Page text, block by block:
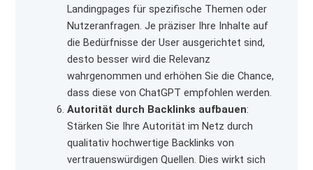
Landingpages für spezifische Themen oder
Nutzeranfragen. Je präziser Ihre Inhalte auf
die Bedürfnisse der User ausgerichtet sind,
desto besser wird die Relevanz
wahrgenommen und erhöhen Sie die Chance,
dass diese von ChatGPT empfohlen werden.
Autorität durch Backlinks aufbauen:
Stärken Sie Ihre Autorität im Netz durch
qualitativ hochwertige Backlinks von
vertrauenswürdigen Quellen. Dies wirkt sich